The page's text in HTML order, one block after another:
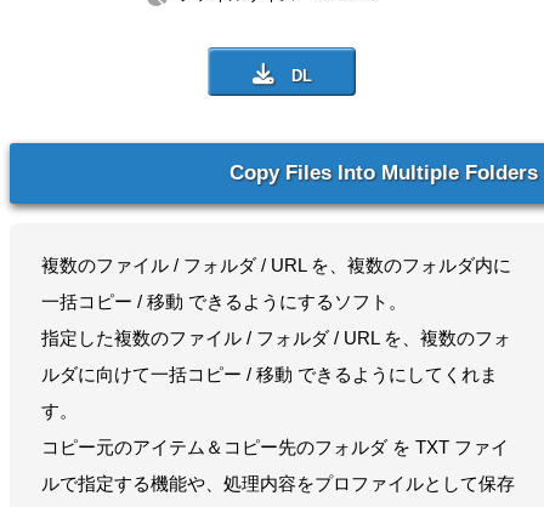
Copy Files Into Multiple Folders
複数のファイル / フォルダ / URL を、複数のフォルダ内に
一括コピー / 移動 できるようにするソフト。
指定した複数のファイル / フォルダ / URL を、複数のフォ
ルダに向けて一括コピー / 移動 できるようにしてくれま
す。
コピー元のアイテム＆コピー先のフォルダ を TXT ファイ
ルで指定する機能や、処理内容をプロファイルとして保存